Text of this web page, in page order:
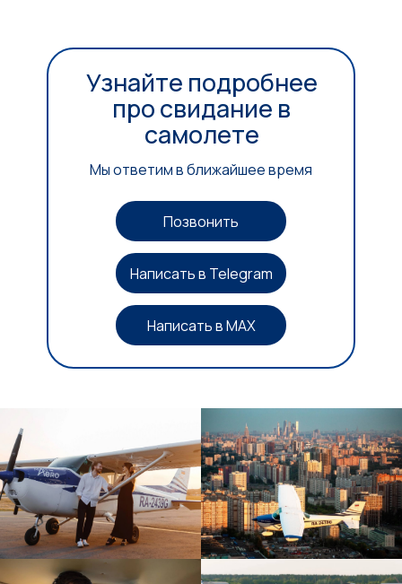
Узнайте подробнее
про свидание в
самолете
Мы ответим в ближайшее время
Позвонить
Написать в Telegram
Написать в MAX